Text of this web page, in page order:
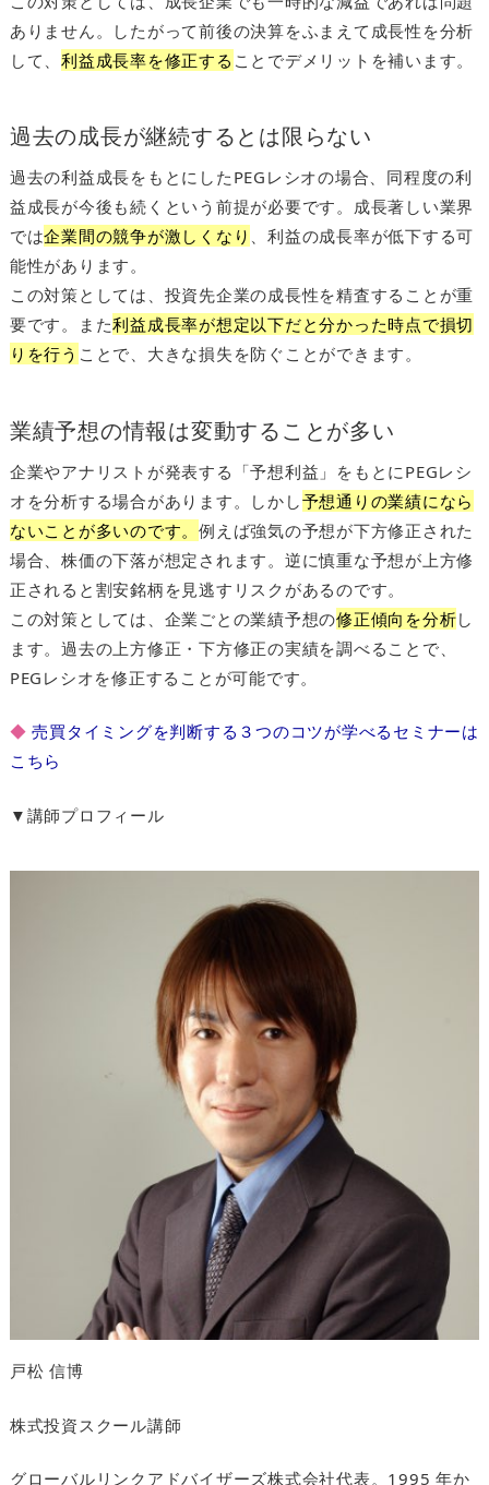
ありません。したがって前後の決算をふまえて成長性を分析
して、利益成長率を修正する ことでデメリットを補います。
過去の成長が継続するとは限らない
過去の利益成長をもとにしたPEGレシオの場合、同程度の利
益成長が今後も続くという前提が必要です。成長著しい業界
では企業間の競争が激しくなり 、利益の成長率が低下する可
能性があります。
この対策としては、投資先企業の成長性を精査することが重
要です。また利益成長率が想定以下だと分かった時点で損切
りを行う ことで、大きな損失を防ぐことができます。
業績予想の情報は変動することが多い
企業やアナリストが発表する「予想利益」をもとにPEGレシ
オを分析する場合があります。しかし予想通りの業績になら
ないことが多いのです。例えば強気の予想が下方修正された
場合、株価の下落が想定されます。逆に慎重な予想が上方修
正されると割安銘柄を見逃すリスクがあるのです。
この対策としては、企業ごとの業績予想の修正傾向を分析し
ます。過去の上方修正・下方修正の実績を調べることで、
PEGレシオを修正することが可能です。
◆売買タイミングを判断する３つのコツが学べるセミナーは
こちら
▼講師プロフィール
戸松 信博
株式投資スクール講師
グローバルリンクアドバイザーズ株式会社代表。1995 年か